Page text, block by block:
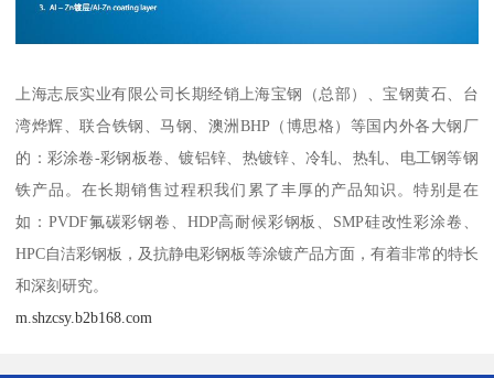
上海志辰实业有限公司长期经销上海宝钢（总部）、宝钢黄石、台
湾烨辉、联合铁钢、马钢、澳洲BHP（博思格）等国内外各大钢厂
的：彩涂卷-彩钢板卷、镀铝锌、热镀锌、冷轧、热轧、电工钢等钢
铁产品。在长期销售过程积我们累了丰厚的产品知识。特别是在
如：PVDF氟碳彩钢卷、HDP高耐候彩钢板、SMP硅改性彩涂卷、
HPC自洁彩钢板，及抗静电彩钢板等涂镀产品方面，有着非常的特长
和深刻研究。
m.shzcsy.b2b168.com